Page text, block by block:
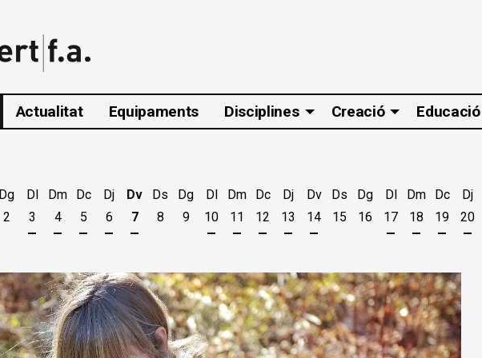
Actualitat Equipaments Disciplines Creació Educació
Dg
2
Dl
3
Dilluns 3 d'agost
Dm
4
Dimarts 4 d'agost
Dc
5
Dimecres 5 d'agost
Dj
6
Dijous 6 d'agost
Dv
7
Divendres 7 d'agost
Ds
8
Dg
9
Dl
10
Dilluns 10 d'agost
Dm
11
Dimarts 11 d'agost
Dc
12
Dimecres 12 d'agost
Dj
13
Dijous 13 d'agost
Dv
14
Divendres 14 d'agost
Ds
15
Dg
16
Dl
17
Dilluns 17
Dm
18
Dimarts 18
Dc
19
Dj
20